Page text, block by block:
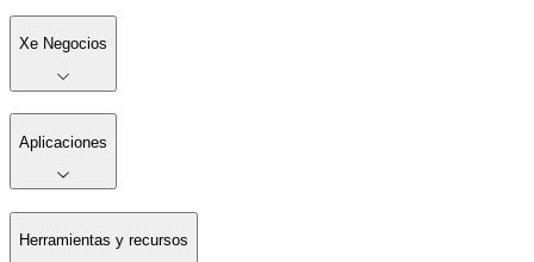
Xe Negocios
Aplicaciones
Herramientas y recursos